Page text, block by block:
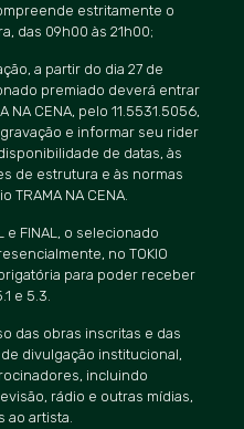
estritamente o
das 09h00 às 21h00;
a partir do dia 27 de
premiado deverá entrar
NA CENA, pelo 11.5531.5056,
e informar seu rider
de datas, às
de estrutura e às normas
NA CENA.
e FINAL, o selecionado
no TOKIO
para poder receber
e 5.3.
das obras inscritas e das
divulgação institucional,
incluindo
rádio e outras mídias,
ao artista.